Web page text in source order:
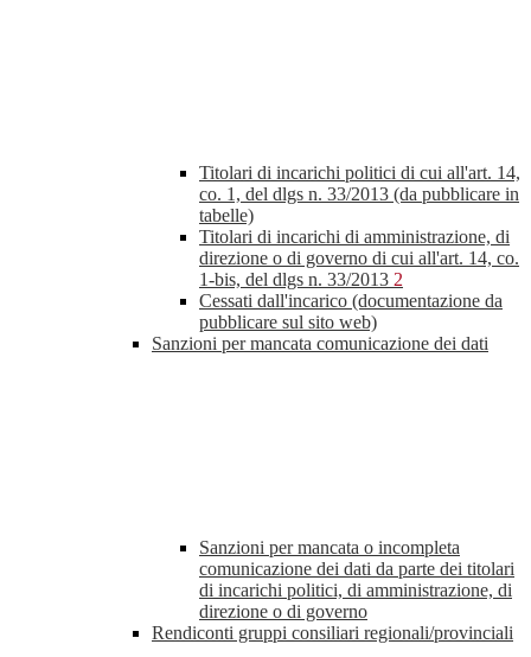
Titolari di incarichi politici di cui all'art. 14,
co. 1, del dlgs n. 33/2013 (da pubblicare in
tabelle)
Titolari di incarichi di amministrazione, di
direzione o di governo di cui all'art. 14, co.
1-bis, del dlgs n. 33/2013 2
Cessati dall'incarico (documentazione da
pubblicare sul sito web)
Sanzioni per mancata comunicazione dei dati
Sanzioni per mancata o incompleta
comunicazione dei dati da parte dei titolari
di incarichi politici, di amministrazione, di
direzione o di governo
Rendiconti gruppi consiliari regionali/provinciali